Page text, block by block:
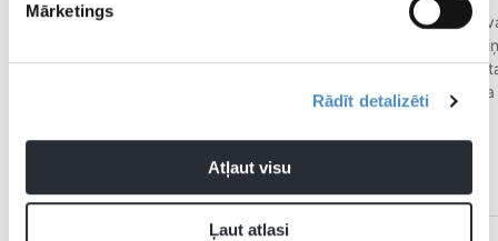
Mārketings
Rādīt detalizēti
Atļaut visu
Ļaut atlasi